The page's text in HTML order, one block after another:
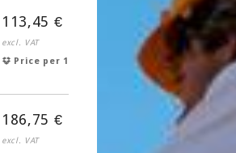
113,45 €
excl. VAT
Price per 1
186,75 €
excl. VAT